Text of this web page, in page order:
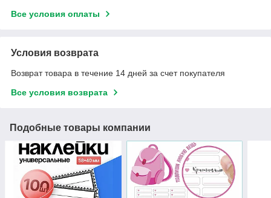
Все условия оплаты
Условия возврата
Возврат товара в течение 14 дней за счет покупателя
Все условия возврата
Подобные товары компании